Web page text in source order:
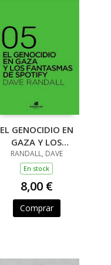
EL GENOCIDIO EN
GAZA Y LOS
FANTASMAS DE
SPOTIFY
RANDALL, DAVE
En stock
8,00 €
Comprar